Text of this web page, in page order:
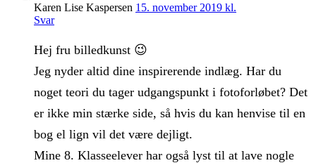
Karen Lise Kaspersen 15. november 2019 kl.
Svar
Hej fru billedkunst 😉
Jeg nyder altid dine inspirerende indlæg. Har du
noget teori du tager udgangspunkt i fotoforløbet? Det
er ikke min stærke side, så hvis du kan henvise til en
bog el lign vil det være dejligt.
Mine 8. Klasseelever har også lyst til at lave nogle